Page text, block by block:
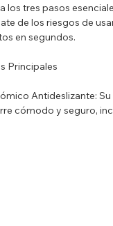
los tres pasos
de los riesgos de
en segundos.
Principales
Antideslizante:
cómodo y seguro,